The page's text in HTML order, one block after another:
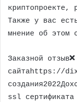
криптопроекте,
Также у вас
мнение об этом
Заказной отзыв
сайтаhttps://
ssl